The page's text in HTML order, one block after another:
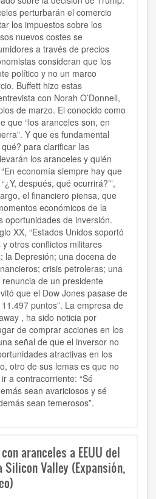
perturbarán el comercio
los impuestos sobre los
nuevos costes se
a través de precios
consideran que los
político y no un marco
Buffett hizo estas
con Norah O’Donnell,
de marzo. El conocido como
que “los aranceles son, en
Y que es fundamental
para clarificar las
los aranceles y quién
economía siempre hay que
después, qué ocurrirá?’”,
el financiero piensa, que
económicos de la
oportunidades de inversión.
XX, “Estados Unidos soportó
otros conflictos militares
la Depresión; una docena de
crisis petroleras; una
de un presidente
que el Dow Jones pasase de
puntos”. La empresa de
, ha sido noticia por
de comprar acciones en los
señal de que el inversor no
atractivas en los
otro de sus lemas es que no
a contracorriente: “Sé
sean avariciosos y sé
sean temerosos”.
aranceles a EEUU del
Valley (Expansión,